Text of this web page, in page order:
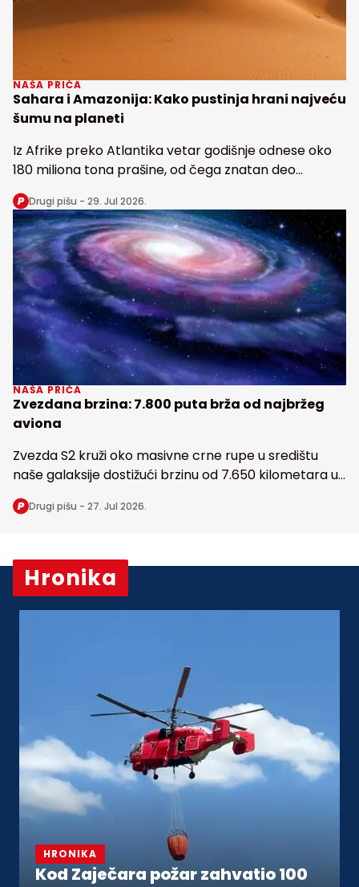
NAŠA PRIČA
Sahara i Amazonija: Kako pustinja hrani najveću
šumu na planeti
Iz Afrike preko Atlantika vetar godišnje odnese oko
180 miliona tona prašine, od čega znatan deo
snabdeva fosforom najveću tropsku kišnu šumu na
Zemlji
Drugi pišu - 29. Jul 2026.
NAŠA PRIČA
Zvezdana brzina: 7.800 puta brža od najbržeg
aviona
Zvezda S2 kruži oko masivne crne rupe u središtu
naše galaksije dostižući brzinu od 7.650 kilometara u
sekundi
Drugi pišu - 27. Jul 2026.
Hronika
Vidi sve
HRONIKA
Kod Zaječara požar zahvatio 100